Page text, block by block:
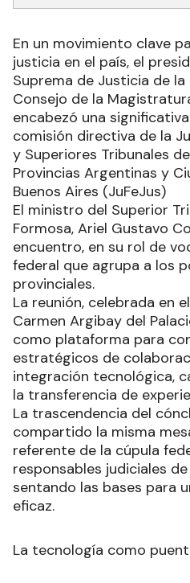
En un movimiento clave
justicia en el país, el
Suprema de Justicia de la
Consejo de la
encabezó una
comisión directiva de la
y Superiores Tribunales
Provincias Argentinas y
Buenos Aires (JuFeJus)
El ministro del Superior
Formosa, Ariel Gustavo
encuentro, en su rol de
federal que agrupa a los
provinciales.
La reunión, celebrada en
Carmen Argibay del
como plataforma para
estratégicos de
integración tecnológica,
la transferencia de
La trascendencia del
compartido la misma
referente de la cúpula
responsables judiciales
sentando las bases para
eficaz.
La tecnología como